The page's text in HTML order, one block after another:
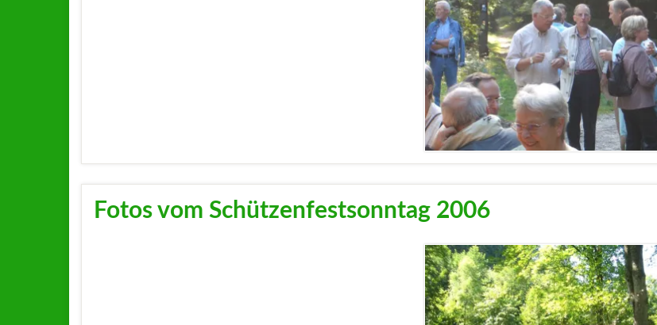
Fotos vom Schützenfestsonntag 2006